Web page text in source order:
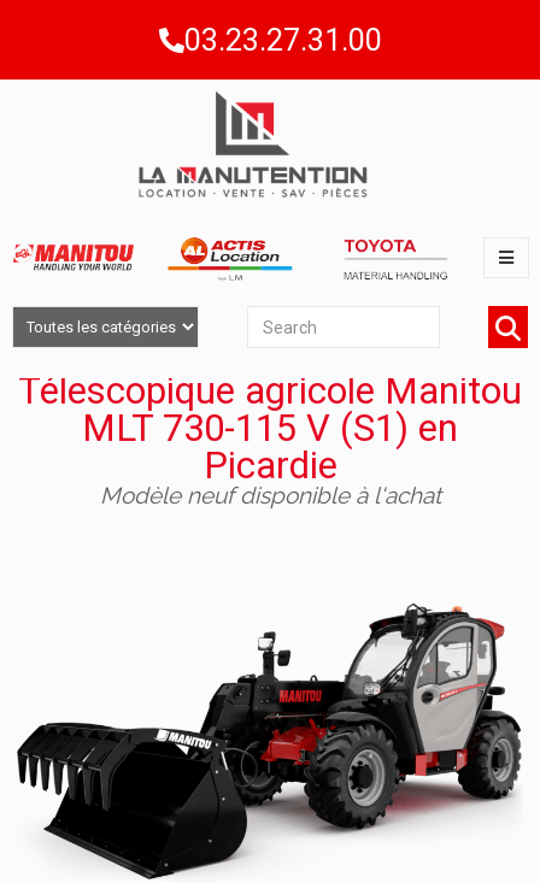
03.23.27.31.00
Télescopique agricole Manitou
MLT 730-115 V (S1) en
Picardie
Modèle neuf disponible à l'achat